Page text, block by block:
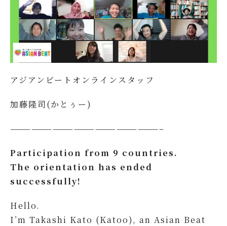
アジアンビートオンラインスタッフ
加藤隆司(かとぅー)
—————————————————————–
Participation from 9 countries.
The orientation has ended
successfully!
Hello.
I’m Takashi Kato (Katoo), an Asian Beat